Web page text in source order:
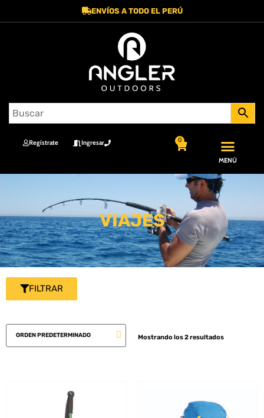
ENVÍOS A TODO EL PERÚ
Regístrate Ingresar 0
MENÚ
VIAJES
FILTRAR
Mostrando los 2 resultados